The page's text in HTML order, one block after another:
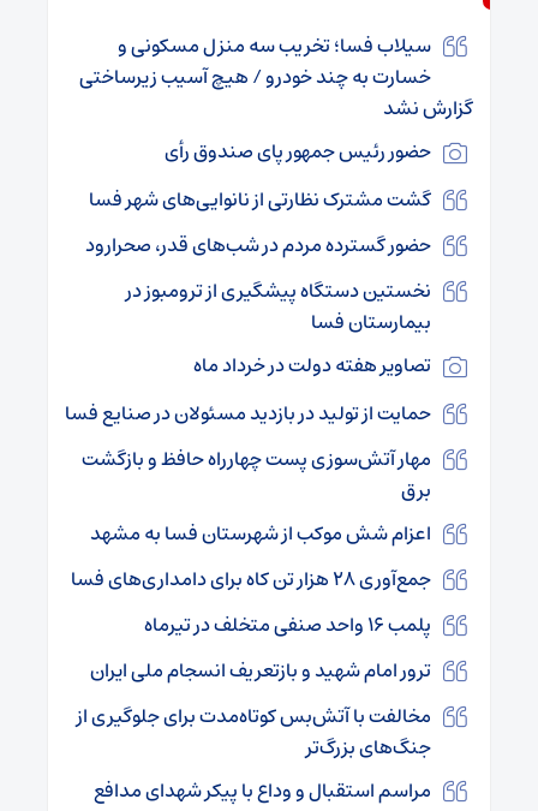
سیلاب فسا؛ تخریب سه منزل مسکونی و
خسارت به چند خودرو / هیچ آسیب زیرساختی
گزارش نشد
حضور رئیس جمهور پای صندوق رأی
گشت مشترک نظارتی از نانوایی‌های شهر فسا
حضور گسترده مردم در شب‌های قدر، صحرارود
نخستین دستگاه پیشگیری از ترومبوز در
بیمارستان فسا
تصاویر هفته دولت در خرداد ماه
حمایت از تولید در بازدید مسئولان در صنایع فسا
مهار آتش‌سوزی پست چهارراه حافظ و بازگشت
برق
اعزام شش موکب از شهرستان فسا به مشهد
جمع‌آوری ۲۸ هزار تن کاه برای دامداری‌های فسا
پلمب ۱۶ واحد صنفی متخلف در تیرماه
ترور امام شهید و بازتعریف انسجام ملی ایران
مخالفت با آتش‌بس کوتاه‌مدت برای جلوگیری از
جنگ‌های بزرگ‌تر
مراسم استقبال و وداع با پیکر شهدای مدافع